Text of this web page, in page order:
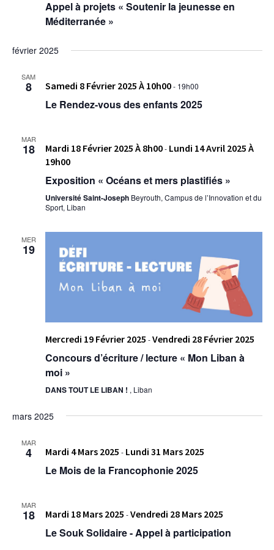
Appel à projets « Soutenir la jeunesse en
Méditerranée »
février 2025
SAM
8 Samedi 8 Février 2025 À 10h00- 19h00
Le Rendez-vous des enfants 2025
MAR
18 Mardi 18 Février 2025 À 8h00- Lundi 14 Avril 2025 À
19h00
Exposition « Océans et mers plastifiés »
Université Saint-Joseph Beyrouth, Campus de l’Innovation et du
Sport, Liban
MER
19
Mercredi 19 Février 2025 -Vendredi 28 Février 2025
Concours d’écriture / lecture « Mon Liban à
moi »
DANS TOUT LE LIBAN ! , Liban
mars 2025
MAR
4 Mardi 4 Mars 2025 - Lundi 31 Mars 2025
Le Mois de la Francophonie 2025
MAR
18 Mardi 18 Mars 2025 -Vendredi 28 Mars 2025
Le Souk Solidaire - Appel à participation